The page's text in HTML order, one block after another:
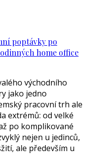
poptávky po
home office
východního
jako jedno
pracovní trh ale
extrémů: od velké
po komplikované
nejen u jedinců,
ale především u